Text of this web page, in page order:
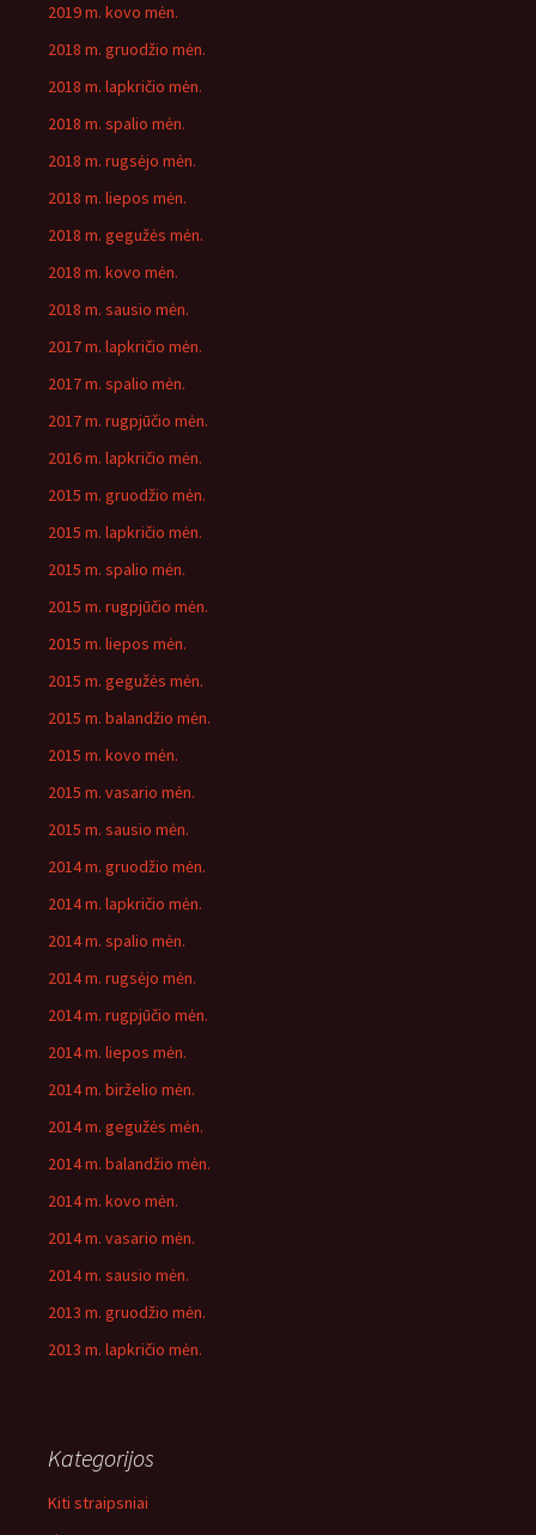
2019 m. kovo mėn.
2018 m. gruodžio mėn.
2018 m. lapkričio mėn.
2018 m. spalio mėn.
2018 m. rugsėjo mėn.
2018 m. liepos mėn.
2018 m. gegužės mėn.
2018 m. kovo mėn.
2018 m. sausio mėn.
2017 m. lapkričio mėn.
2017 m. spalio mėn.
2017 m. rugpjūčio mėn.
2016 m. lapkričio mėn.
2015 m. gruodžio mėn.
2015 m. lapkričio mėn.
2015 m. spalio mėn.
2015 m. rugpjūčio mėn.
2015 m. liepos mėn.
2015 m. gegužės mėn.
2015 m. balandžio mėn.
2015 m. kovo mėn.
2015 m. vasario mėn.
2015 m. sausio mėn.
2014 m. gruodžio mėn.
2014 m. lapkričio mėn.
2014 m. spalio mėn.
2014 m. rugsėjo mėn.
2014 m. rugpjūčio mėn.
2014 m. liepos mėn.
2014 m. birželio mėn.
2014 m. gegužės mėn.
2014 m. balandžio mėn.
2014 m. kovo mėn.
2014 m. vasario mėn.
2014 m. sausio mėn.
2013 m. gruodžio mėn.
2013 m. lapkričio mėn.
Kategorijos
Kiti straipsniai